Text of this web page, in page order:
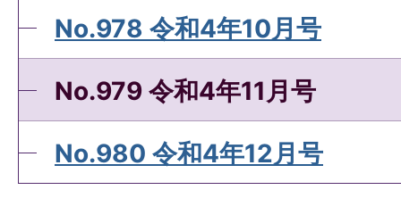
No.978 令和4年10月号
No.979 令和4年11月号
No.980 令和4年12月号